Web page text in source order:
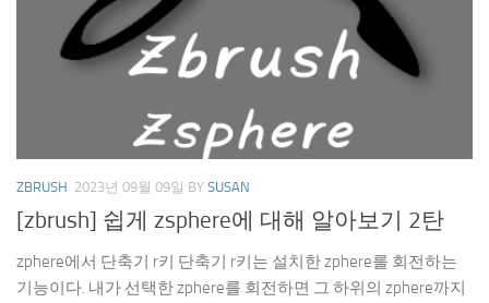
ZBRUSH 2023년 09월 09일 BY SUSAN
[zbrush] 쉽게 zsphere에 대해 알아보기 2탄
zphere에서 단축기 r키 단축기 r키는 설치한 zphere를 회전하는
기능이다. 내가 선택한 zphere를 회전하면 그 하위의 zphere까지